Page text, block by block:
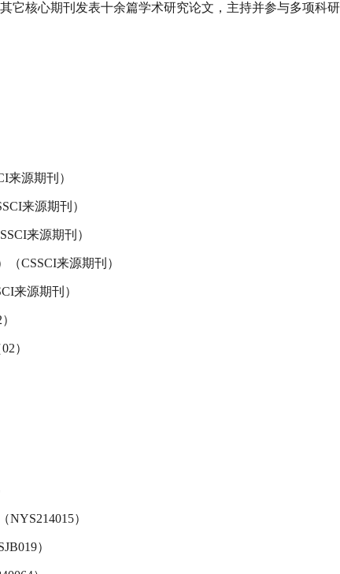
核心期刊发表十余篇学术研究论文，主持并参与多项科研
来源期刊）
来源期刊）
来源期刊）
CSSCI来源期刊）
来源期刊）
）
）
）